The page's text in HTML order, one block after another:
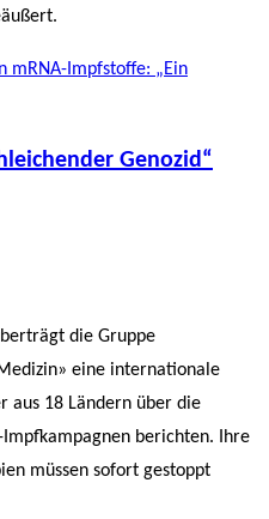
Genozid“
die Gruppe
eine internationale
aus 18 Ländern über die
berichten. Ihre
müssen sofort gestoppt